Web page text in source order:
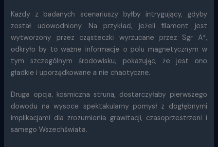
Każdy z badanych scenariuszy byłby intrygujący, gdyby
został udowodniony. Na przykład, jeżeli filament jest
wytworzony przez cząsteczki wyrzucane przez Sgr A*,
odkryło by to ważne informacje o polu magnetycznym w
tym szczególnym środowisku, pokazując, że jest ono
gładkie i uporządkowane a nie chaotyczne.
Druga opcja, kosmiczna struna, dostarczyłaby pierwszego
dowodu na wysoce spektakularny pomysł z dogłębnymi
implikacjami dla zrozumienia grawitacji, czasoprzestrzeni i
samego Wszechświata.